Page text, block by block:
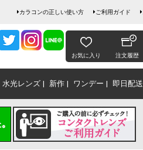
カラコンの正しい使い方 ご利用ガイド
お気に入り 注文履歴
水光レンズ 新作 ワンデー 即日配送